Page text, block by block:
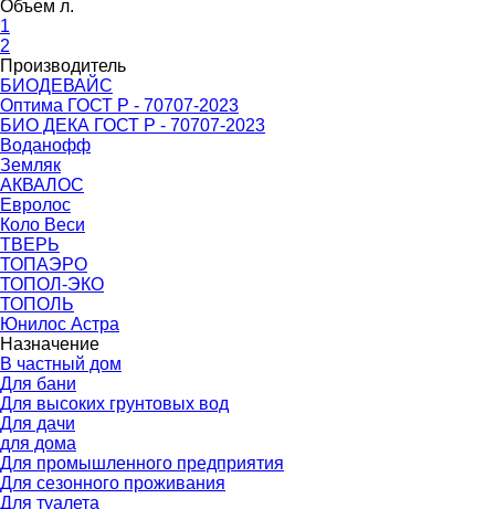
Объем л.
1
2
Производитель
БИОДЕВАЙС
Оптима ГОСТ Р - 70707-2023
БИО ДЕКА ГОСТ Р - 70707-2023
Воданофф
Земляк
АКВАЛОС
Евролос
Коло Веси
ТВЕРЬ
ТОПАЭРО
ТОПОЛ-ЭКО
ТОПОЛЬ
Юнилос Астра
Назначение
В частный дом
Для бани
Для высоких грунтовых вод
Для дачи
для дома
Для промышленного предприятия
Для сезонного проживания
Для туалета